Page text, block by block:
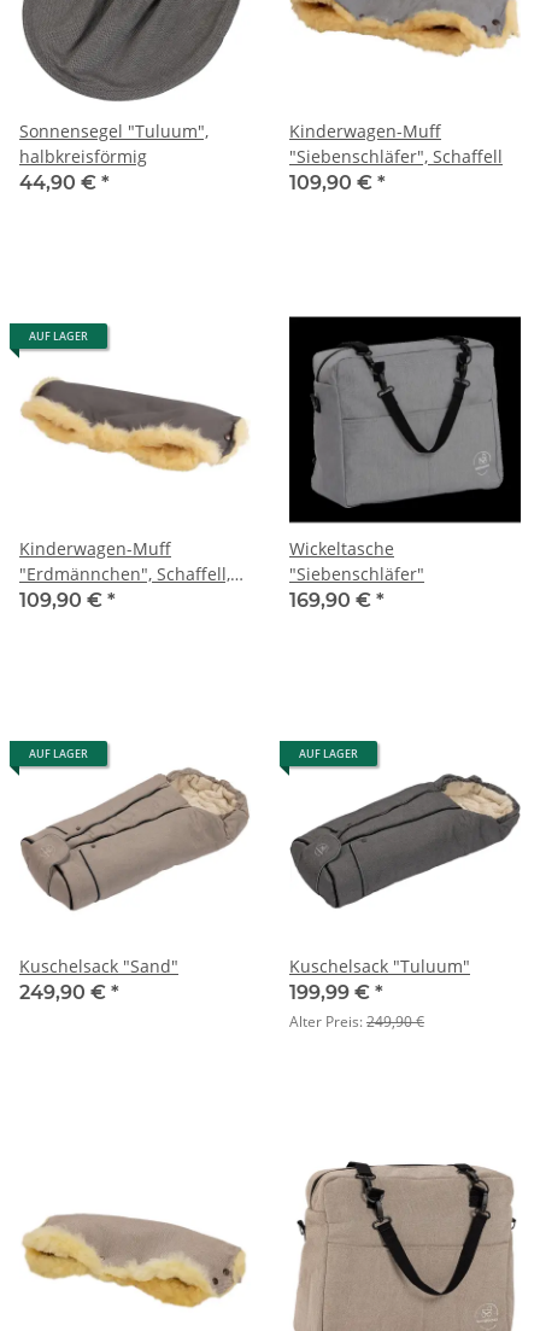
Sonnensegel "Tuluum",
halbkreisförmig
44,90 € *
Kinderwagen-Muff
"Siebenschläfer", Schaffell
109,90 € *
AUF LAGER
Kinderwagen-Muff
"Erdmännchen", Schaffell,
Naturkind Kinderwagen
109,90 € *
Wickeltasche
"Siebenschläfer"
169,90 € *
AUF LAGER
Kuschelsack "Sand"
249,90 € *
AUF LAGER
Kuschelsack "Tuluum"
199,99 € *
Alter Preis:249,90 €